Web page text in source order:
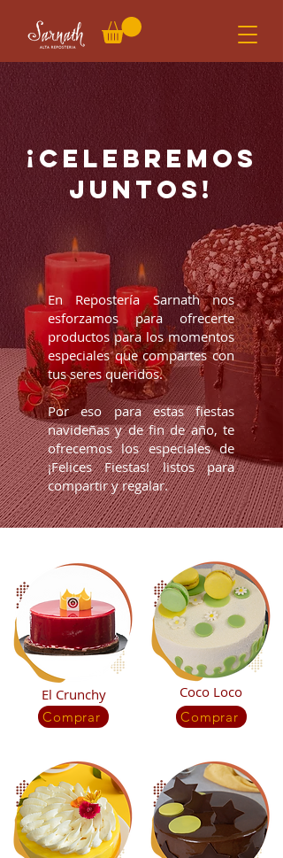
¡Celebremos
juntos!
En Repostería Sarnath nos
esforzamos para ofrecerte
productos para los momentos
especiales que compartes con
tus seres queridos.
Por eso para estas fiestas
navideñas y de fin de año, te
ofrecemos los especiales de
¡Felices Fiestas! listos para
compartir y regalar.
El Crunchy
Comprar
Coco Loco
Comprar